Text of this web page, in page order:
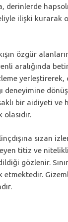
derinlerde
ilişki kurarak
özgür
aralığında
bir aidiyeti ve
olasıdır.
sızan
titiz ve nitelikli
gözlenir.